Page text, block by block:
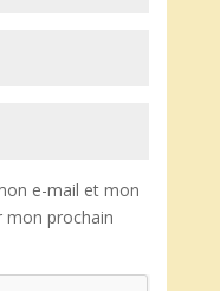
e-mail et mon
mon prochain